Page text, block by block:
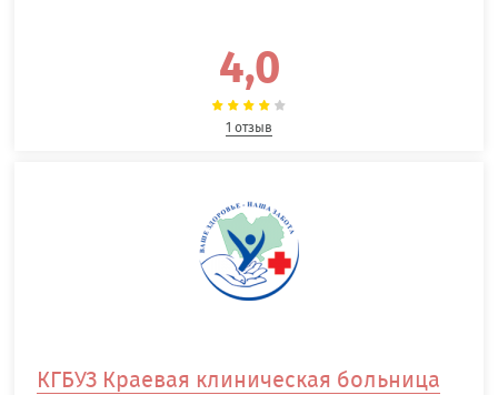
4,0
1 отзыв
КГБУЗ Краевая клиническая больница